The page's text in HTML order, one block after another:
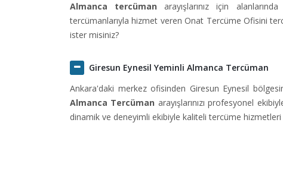
Almanca tercüman arayışlarınız için
tercümanlarıyla hizmet veren Onat Tercüme Ofisini
ister misiniz?
Giresun Eynesil Yeminli Almanca Tercüman
Ankara'daki merkez ofisinden Giresun Eynesil
Almanca Tercüman arayışlarınızı profesyonel
dinamik ve deneyimli ekibiyle kaliteli tercüme hizmetleri